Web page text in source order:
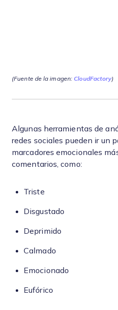
(Fuente de la imagen: CloudFactory)
Algunas herramientas de
redes sociales pueden ir un
marcadores emocionales
comentarios, como:
Triste
Disgustado
Deprimido
Calmado
Emocionado
Eufórico